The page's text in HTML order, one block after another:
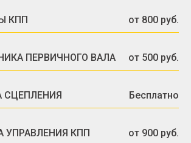
КПП от 800 руб.
ПЕРВИЧНОГО ВАЛА от 500 руб.
СЦЕПЛЕНИЯ Бесплатно
УПРАВЛЕНИЯ КПП от 900 руб.